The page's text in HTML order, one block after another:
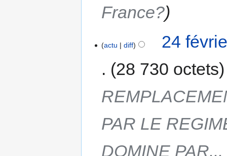
France?
actu diff
24
28 730 octets
PAR LE
DOMINE